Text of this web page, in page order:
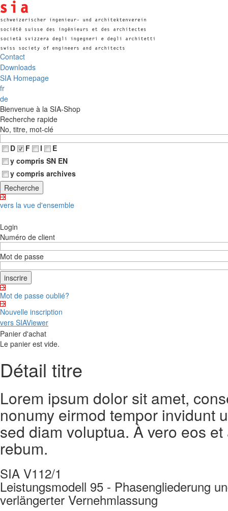
Contact
Downloads
SIA Homepage
fr
de
Bienvenue à la SIA-Shop
Recherche rapide
No, titre, mot-clé
D
F I
E
y compris SN EN
y compris archives
vers la vue d'ensemble
Login
Numéro de client
Mot de passe
Mot de passe oublié?
Nouvelle inscription
vers SIAViewer
Panier d'achat
Le panier est vide.
Détail titre
Lorem ipsum dolor sit amet,
nonumy eirmod tempor invidunt
sed diam voluptua. À vero eos
rebum.
SIA V112/1
Leistungsmodell 95 - Phasengliederung
verlängerter Vernehmlassung